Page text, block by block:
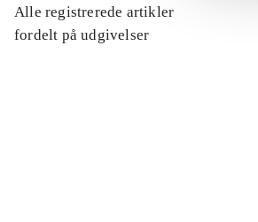
Alle registrerede artikler
fordelt på udgivelser